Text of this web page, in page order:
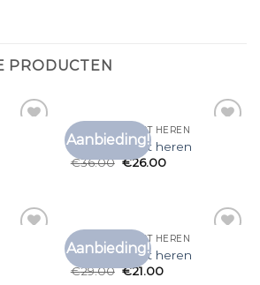
PRODUCTEN
Aanbieding!
VINTAGE T SHIRT HEREN
vintage t shirt heren
€36.00 €26.00
Aanbieding!
VINTAGE T SHIRT HEREN
vintage t shirt heren
€29.00 €21.00